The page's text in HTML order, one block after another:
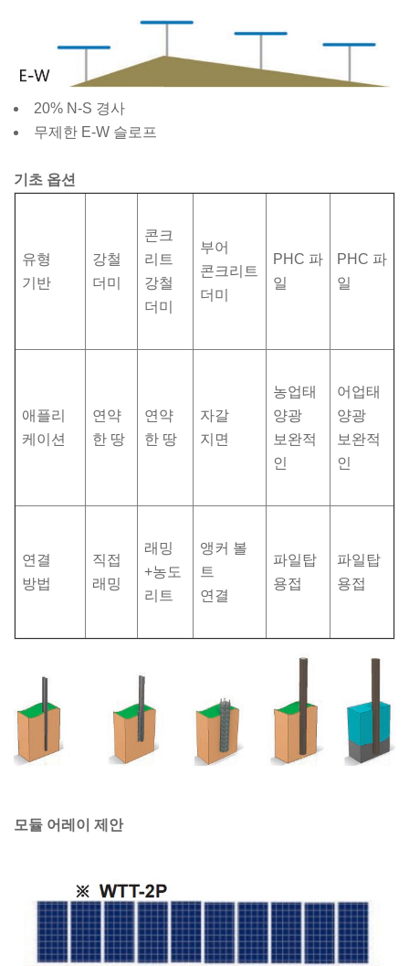
20% N-S 경사
무제한 E-W 슬로프
기초 옵션
유형
기반
강철
더미
콘크
리트
강철
더미
부어
콘크리트
더미
PHC 파
일
PHC 파
일
애플리
케이션
연약
한 땅
연약
한 땅
자갈
지면
농업태
양광
보완적
인
어업태
양광
보완적
인
연결
방법
직접
래밍
래밍
+농도
리트
앵커 볼
트
연결
파일탑
용접
파일탑
용접
모듈 어레이 제안